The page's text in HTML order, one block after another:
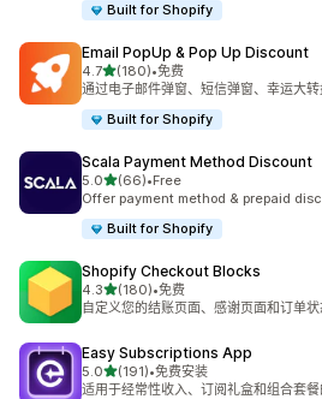
Built for Shopify
Email PopUp & Pop Up Discount
4.7星（满分 5 星）
(180)
总共 180 条评论
•免费
通过电子邮件弹窗、短信弹窗、幸运大
Built for Shopify
Scala Payment Method Discount
5.0星（满分 5 星）
(66)
总共 66 条评论
•Free
Offer payment method & prepaid
Built for Shopify
Shopify Checkout Blocks
4.3星（满分 5 星）
(180)
总共 180 条评论
•免费
自定义您的结账页面、感谢页面和订单
Easy Subscriptions App
5.0星（满分 5 星）
(191)
总共 191 条评论
•免费安装
适用于经常性收入、订阅礼盒和组合套餐